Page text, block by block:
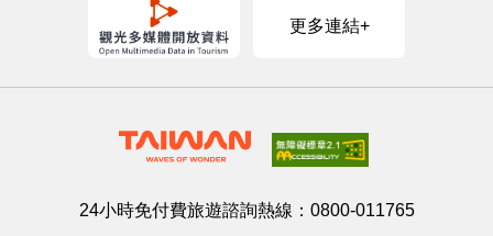
更多連結+
24小時免付費旅遊諮詢熱線： 0800-011765